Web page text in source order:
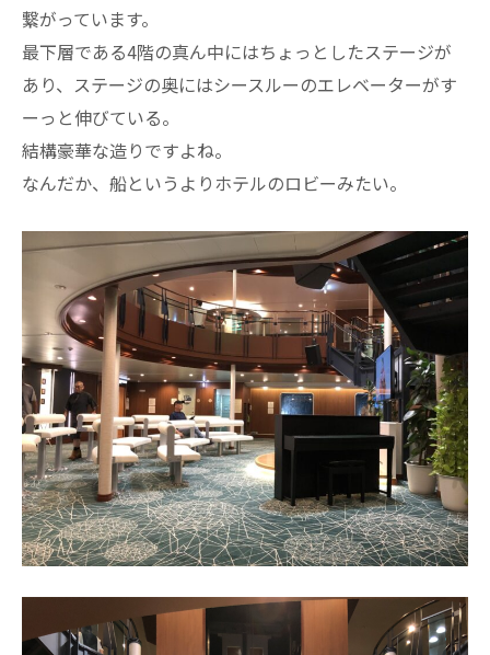
繋がっています。
最下層である4階の真ん中にはちょっとしたステージが
あり、ステージの奥にはシースルーのエレベーターがす
ーっと伸びている。
結構豪華な造りですよね。
なんだか、船というよりホテルのロビーみたい。